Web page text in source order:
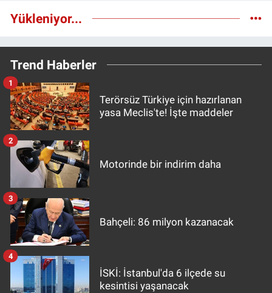
Yükleniyor...
Trend Haberler
Terörsüz Türkiye için hazırlanan
yasa Meclis'te! İşte maddeler
1
Motorinde bir indirim daha
2
Bahçeli: 86 milyon kazanacak
3
İSKİ: İstanbul'da 6 ilçede su
kesintisi yaşanacak
4